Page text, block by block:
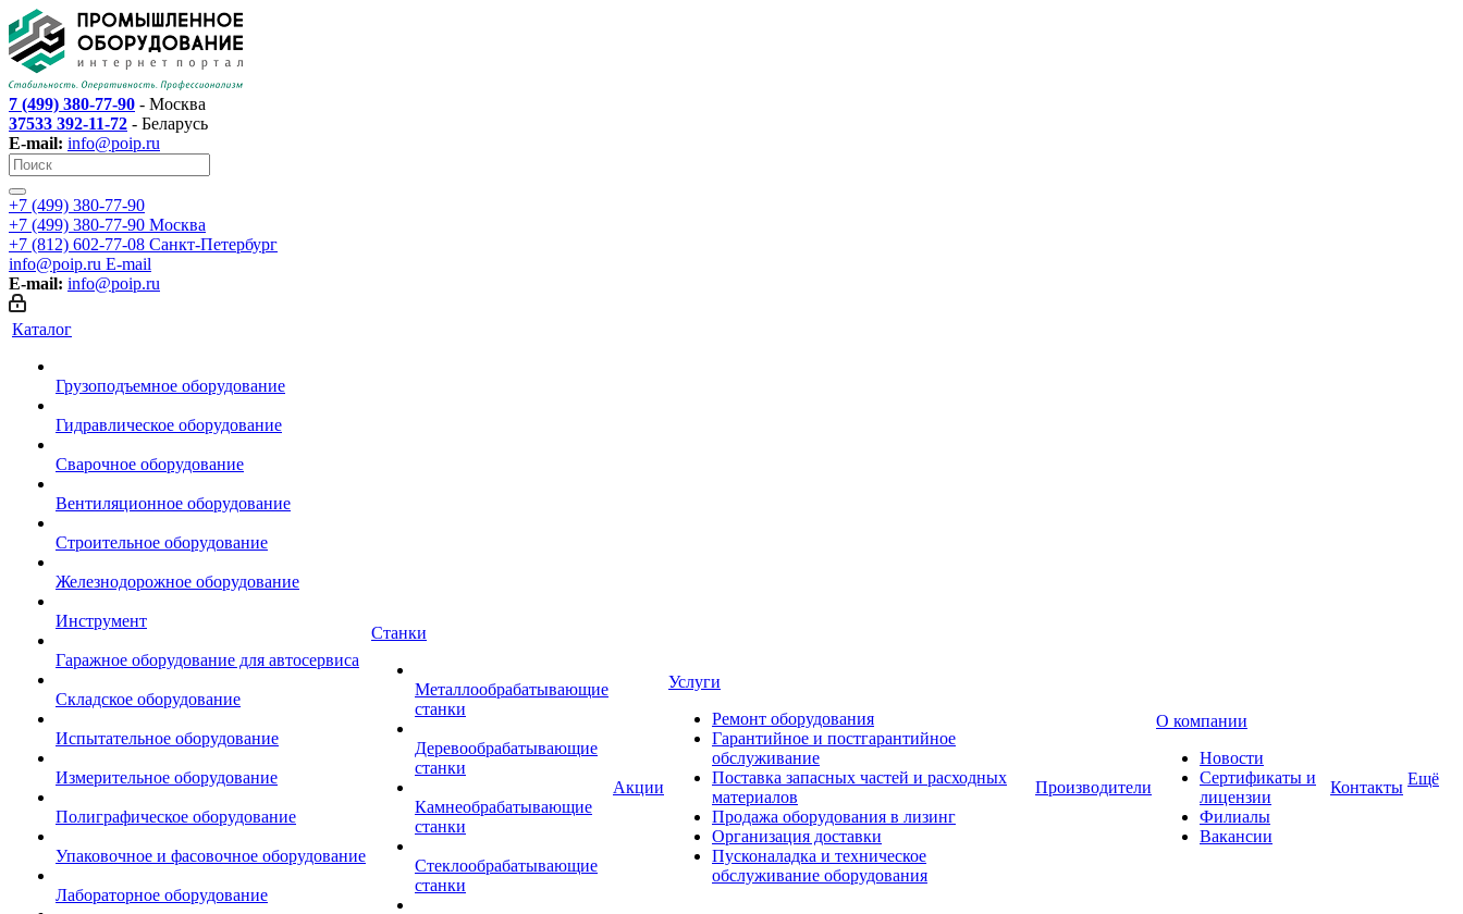
7 (499) 380-77-90 - Москва
37533 392-11-72 - Беларусь
E-mail: info@poip.ru
+7 (499) 380-77-90
+7 (499) 380-77-90 Москва
+7 (812) 602-77-08 Санкт-Петербург
info@poip.ru E-mail
E-mail: info@poip.ru
Каталог
Грузоподъемное оборудование
Гидравлическое оборудование
Сварочное оборудование
Вентиляционное оборудование
Строительное оборудование
Железнодорожное оборудование
Инструмент
Гаражное оборудование для автосервиса
Складское оборудование
Испытательное оборудование
Измерительное оборудование
Полиграфическое оборудование
Упаковочное и фасовочное оборудование
Лабораторное оборудование
Станки
Металлообрабатывающие
станки
Деревообрабатывающие
станки
Камнеобрабатывающие
станки
Стеклообрабатывающие
станки
Акции
Услуги
Ремонт оборудования
Гарантийное и постгарантийное
обслуживание
Поставка запасных частей и расходных
материалов
Продажа оборудования в лизинг
Организация доставки
Пусконаладка и техническое
обслуживание оборудования
Производители
О компании
Новости
Сертификаты и
лицензии
Филиалы
Вакансии
Контакты Ещё